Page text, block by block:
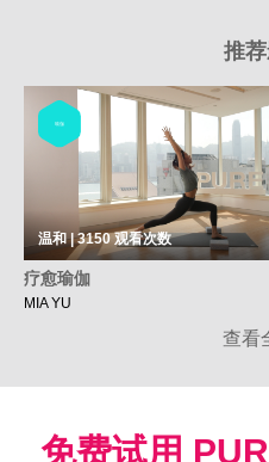
推
瑜伽
温和 | 3150观看次数
疗愈瑜伽
MIA YU
查看
免费试用